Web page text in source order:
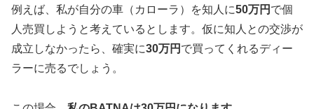
例えば、私が自分の車（カローラ）を知人に50万円 で個
人売買しようと考えているとします。仮に知人との交渉が
成立しなかったら、確実に30万円 で買ってくれるディー
ラーに売るでしょう。